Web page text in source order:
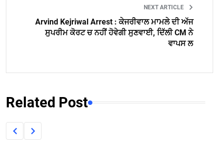
NEXT ARTICLE
Arvind Kejriwal Arrest : ਕੇਜਰੀਵਾਲ ਮਾਮਲੇ ਦੀ ਅੱਜ
ਸੁਪਰੀਮ ਕੋਰਟ ਚ ਨਹੀਂ ਹੋਵੇਗੀ ਸੁਣਵਾਈ, ਦਿੱਲੀ CM ਨੇ
ਵਾਪਸ ਲ
Related Post